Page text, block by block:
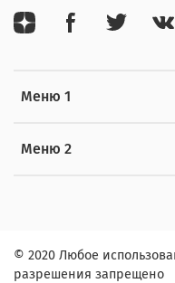
Меню 1
Меню 2
© 2020 Любое
разрешения запрещено